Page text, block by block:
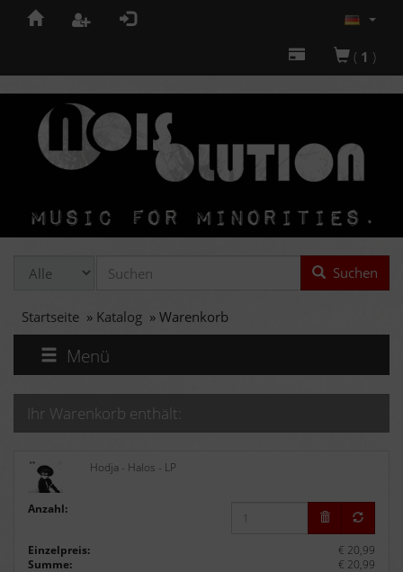
( 1 )
Suchen
Startseite » Katalog » Warenkorb
Menü
Ihr Warenkorb enthält:
Hodja - Halos - LP
Anzahl:
Einzelpreis:
€ 20,99
Summe:
€ 20,99